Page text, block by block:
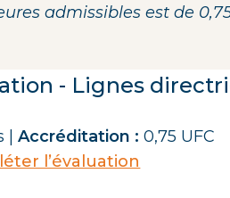
admissibles est de
- Lignes
|Accréditation : 0,75 UFC
l’évaluation